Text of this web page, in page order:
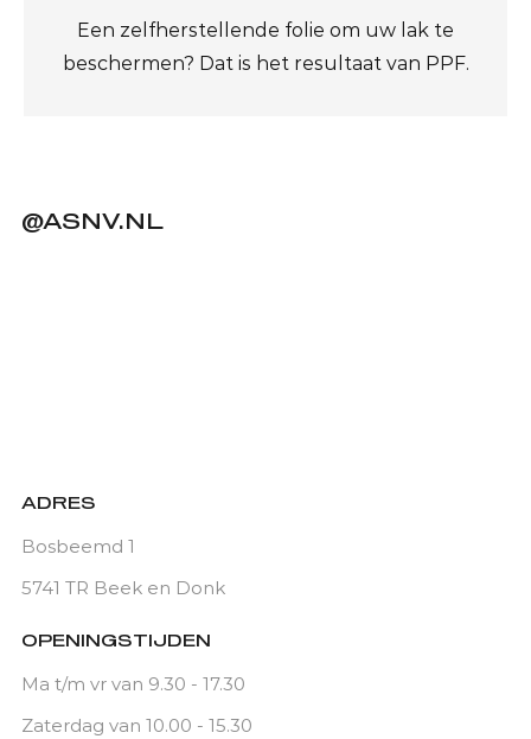
Een zelfherstellende folie om uw lak te
beschermen? Dat is het resultaat van PPF.
@ASNV.NL
ADRES
Bosbeemd 1
5741 TR Beek en Donk
OPENINGSTIJDEN
Ma t/m vr van 9.30 - 17.30
Zaterdag van 10.00 - 15.30